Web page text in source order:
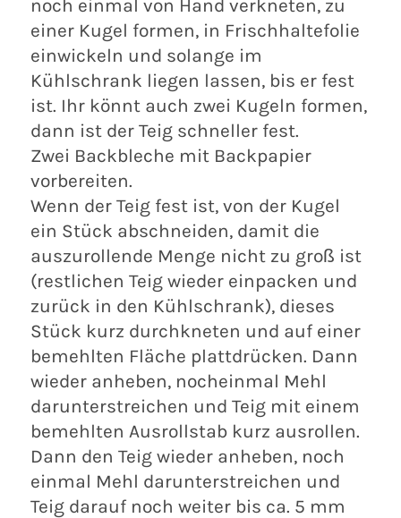
noch einmal von Hand verkneten, zu
einer Kugel formen, in Frischhaltefolie
einwickeln und solange im
Kühlschrank liegen lassen, bis er fest
ist. Ihr könnt auch zwei Kugeln formen,
dann ist der Teig schneller fest.
Zwei Backbleche mit Backpapier
vorbereiten.
Wenn der Teig fest ist, von der Kugel
ein Stück abschneiden, damit die
auszurollende Menge nicht zu groß ist
(restlichen Teig wieder einpacken und
zurück in den Kühlschrank), dieses
Stück kurz durchkneten und auf einer
bemehlten Fläche plattdrücken. Dann
wieder anheben, nocheinmal Mehl
darunterstreichen und Teig mit einem
bemehlten Ausrollstab kurz ausrollen.
Dann den Teig wieder anheben, noch
einmal Mehl darunterstreichen und
Teig darauf noch weiter bis ca. 5 mm